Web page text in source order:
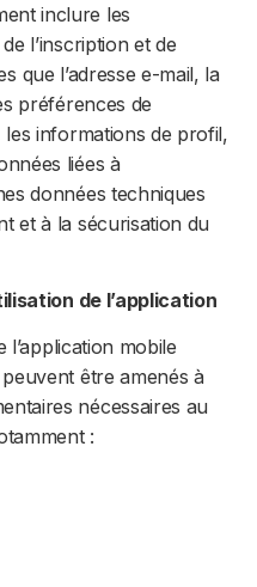
inclure les
l’inscription et de
que l’adresse e-mail, la
préférences de
informations de profil,
liées à
données techniques
et à la sécurisation du
de l’application
l’application mobile
être amenés à
nécessaires au
: